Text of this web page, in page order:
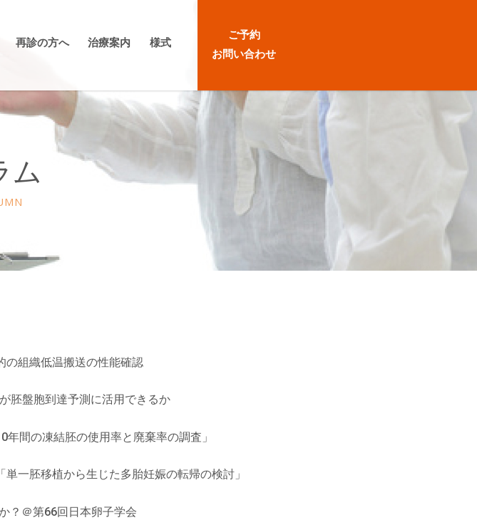
再診の方へ 治療案内 様式
ご予約
お問い合わせ
ム
の組織低温搬送の性能確認
胚盤胞到達予測に活用できるか
間の凍結胚の使用率と廃棄率の調査」
一胚移植から生じた多胎妊娠の転帰の検討」
？＠第66回日本卵子学会